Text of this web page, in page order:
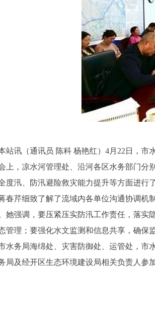
站讯（通讯员 陈科 杨艳红）4月22日，
上，凉水河管理处、沿河各区水务部门分
度汛、防汛避险救灾能力提升等方面进行
春芹细致了解了流域内各单位沟通协调机
她强调，要压紧压实防汛工作责任，落实
管理；要强化水文监测和信息共享，确保
水务局海绵处、灾害防御处、运管处，市
局及经开区生态环境建设局相关负责人参